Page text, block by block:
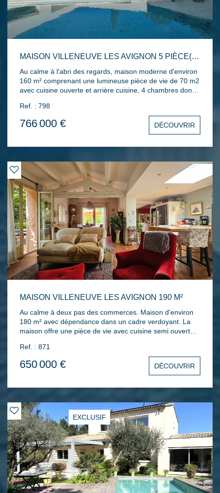
MAISON VILLENEUVE LES AVIGNON 5 PIÈCE(S) 160 M2
Au calme à l'abri des regards, maison moderne d'environ
160 m² comprenant une lumineuse pièce de vie de 70 m2
avec cuisine ouverte et arrière cuisine, 4 chambres dont
Lussan avec pool house et piscine 9x3. Jardin clos et
arboré avec arrosage automatique, atelier et double car
port. Climatisation sur l'ensemble de l'habitation.
Ref. : 798
766 000 € DÉCOUVRIR
MAISON VILLENEUVE LES AVIGNON 190 M²
Au calme à deux pas des commerces. Maison d'environ
180 m² avec dépendance dans un cadre verdoyant. La
maison offre une pièce de vie avec cuisine semi ouverte,
ouvert, deux chambres, deux salles d'eau, un second
salon avec de belles ouvertures vitrées sur le jardin. A
l'étage deux chambres et une salle de bain. Une
dépendance type studio. L'ensemble sur une parcelle de
1380 m² arborée et fleurie avec piscine 10x5 et arrosage
de ville avec chaudière neuve.
Ref. : 871
650 000 € DÉCOUVRIR
EXCLUSIF